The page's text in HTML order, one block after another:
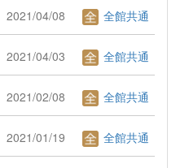
2021/04/08 全館共通
2021/04/03 全館共通
2021/02/08 全館共通
2021/01/19 全館共通